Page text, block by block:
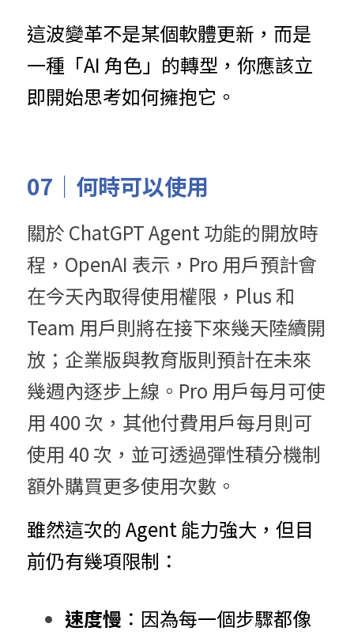
這波變革不是某個軟體更新，而是
一種「AI 角色」的轉型，你應該立
即開始思考如何擁抱它。
07｜何時可以使用
關於 ChatGPT Agent 功能的開放時
程，OpenAI 表示，Pro 用戶預計會
在今天內取得使用權限，Plus 和
Team 用戶則將在接下來幾天陸續開
放；企業版與教育版則預計在未來
幾週內逐步上線。Pro 用戶每月可使
用 400 次，其他付費用戶每月則可
使用 40 次，並可透過彈性積分機制
額外購買更多使用次數。
雖然這次的 Agent 能力強大，但目
前仍有幾項限制：
速度慢 ：因為每一個步驟都像